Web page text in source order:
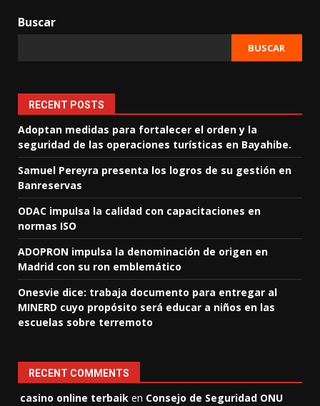
Buscar
BUSCAR
RECENT POSTS
Adoptan medidas para fortalecer el orden y la
seguridad de las operaciones turísticas en Bayahibe.
Samuel Pereyra presenta los logros de su gestión en
Banreservas
ODAC impulsa la calidad con capacitaciones en
normas ISO
ADOPRON impulsa la denominación de origen en
Madrid con su ron emblemático
Onesvie dice: trabaja documento para entregar al
MINERD cuyo propósito será educar a niños en las
escuelas sobre terremoto
RECENT COMMENTS
casino online terbaik en Consejo de Seguridad ONU